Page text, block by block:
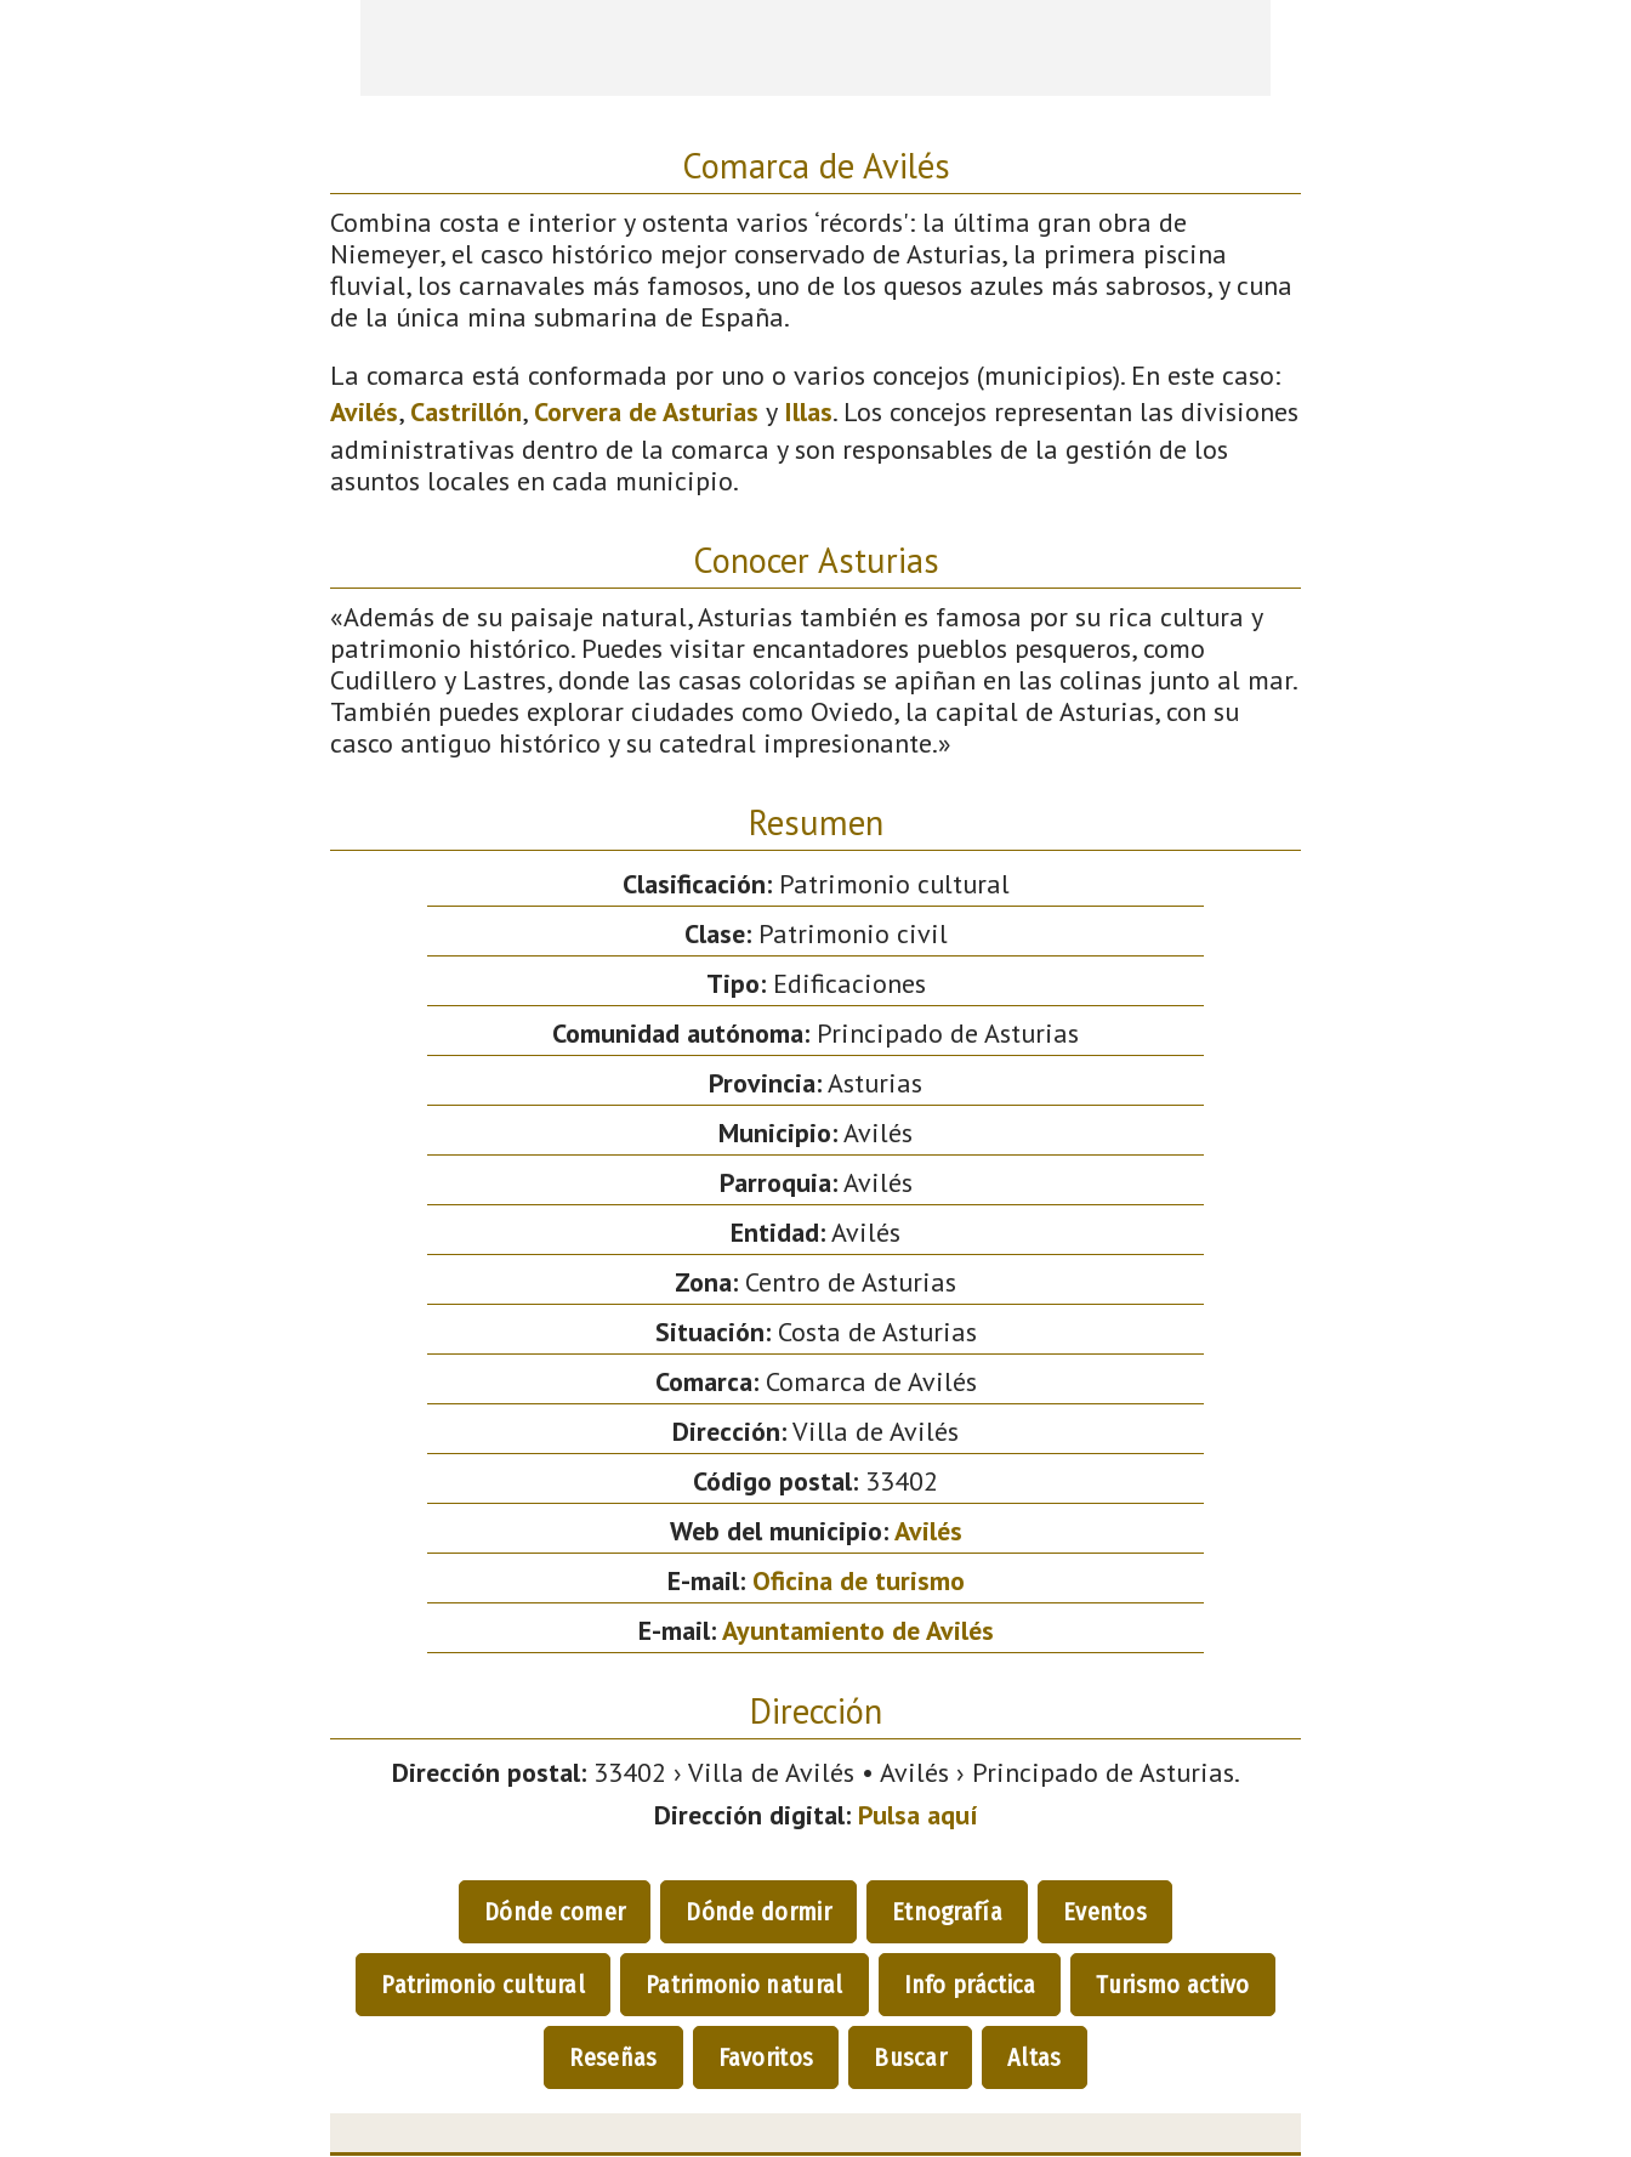
Comarca de Avilés
Combina costa e interior y ostenta varios ‘récords': la última gran obra de
Niemeyer, el casco histórico mejor conservado de Asturias, la primera piscina
fluvial, los carnavales más famosos, uno de los quesos azules más sabrosos, y cuna
de la única mina submarina de España.
La comarca está conformada por uno o varios concejos (municipios). En este caso:
Avilés, Castrillón, Corvera de Asturias y Illas. Los concejos representan las divisiones
administrativas dentro de la comarca y son responsables de la gestión de los
asuntos locales en cada municipio.
Conocer Asturias
«Además de su paisaje natural, Asturias también es famosa por su rica cultura y
patrimonio histórico. Puedes visitar encantadores pueblos pesqueros, como
Cudillero y Lastres, donde las casas coloridas se apiñan en las colinas junto al mar.
También puedes explorar ciudades como Oviedo, la capital de Asturias, con su
casco antiguo histórico y su catedral impresionante.»
Resumen
Clasificación:Patrimonio cultural
Clase:Patrimonio civil
Tipo:Edificaciones
Comunidad autónoma: Principado de Asturias
Provincia:Asturias
Municipio:Avilés
Parroquia:Avilés
Entidad:Avilés
Zona: Centro de Asturias
Situación:Costa de Asturias
Comarca:Comarca de Avilés
Dirección:Villa de Avilés
Código postal: 33402
Web del municipio:Avilés
E-mail: Oficina de turismo
E-mail:Ayuntamiento de Avilés
Dirección
Dirección postal:33402 › Villa de Avilés • Avilés › Principado de Asturias.
Dirección digital: Pulsa aquí
Dónde comer Dónde dormir Etnografía Eventos
Patrimonio cultural Patrimonio natural Info práctica Turismo activo
Reseñas Favoritos Buscar Altas